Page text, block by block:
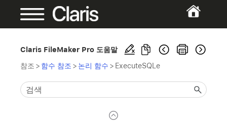
Claris FileMaker Pro 도움말
참조 > 함수 참조 > 논리 함수 > ExecuteSQLe